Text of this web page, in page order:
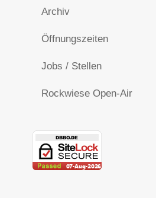
Archiv
Öffnungszeiten
Jobs / Stellen
Rockwiese Open-Air